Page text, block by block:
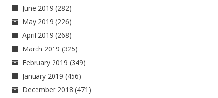
June 2019 (282)
May 2019 (226)
April 2019 (268)
March 2019 (325)
February 2019 (349)
January 2019 (456)
December 2018 (471)